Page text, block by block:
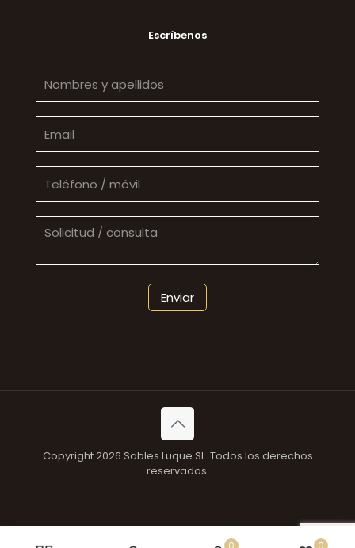
Escríbenos
Copyright 2026 Sables Luque SL. Todos los derechos
reservados.